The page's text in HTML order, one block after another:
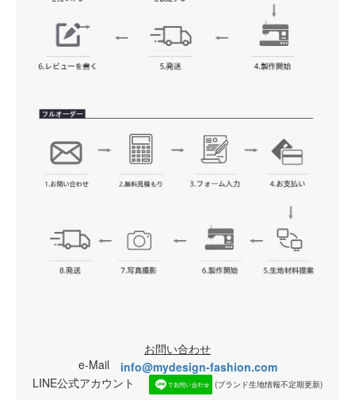
お問い合わせ
e-Mail info@mydesign-fashion.com
LINE公式アカウント
(ブランド生地情報不定期更新)